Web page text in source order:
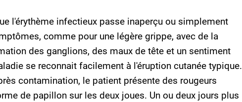
l'érythème infectieux passe inaperçu ou simplement
comme pour une légère grippe, avec de la
des ganglions, des maux de tête et un sentiment
se reconnait facilement à l'éruption cutanée typique.
contamination, le patient présente des rougeurs
de papillon sur les deux joues. Un ou deux jours plus